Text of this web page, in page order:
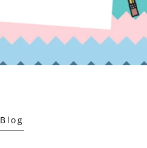
Blog